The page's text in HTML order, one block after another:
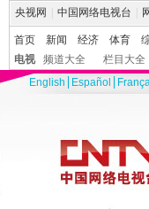
央视网 中国网络电视台
首页 新闻 经济 体育
电视
频道大全 栏目大全
English
Español